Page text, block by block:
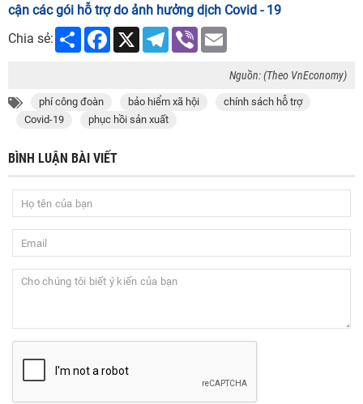
cận các gói hỗ trợ do ảnh hưởng dịch Covid - 19
Chia sẻ:
Share Facebook
X Telegram
Viber
Nguồn: (Theo VnEconomy)
phí công đoàn bảo hiểm xã hội
chính sách hỗ trợ
Covid-19
phục hồi sản xuất
BÌNH LUẬN BÀI VIẾT